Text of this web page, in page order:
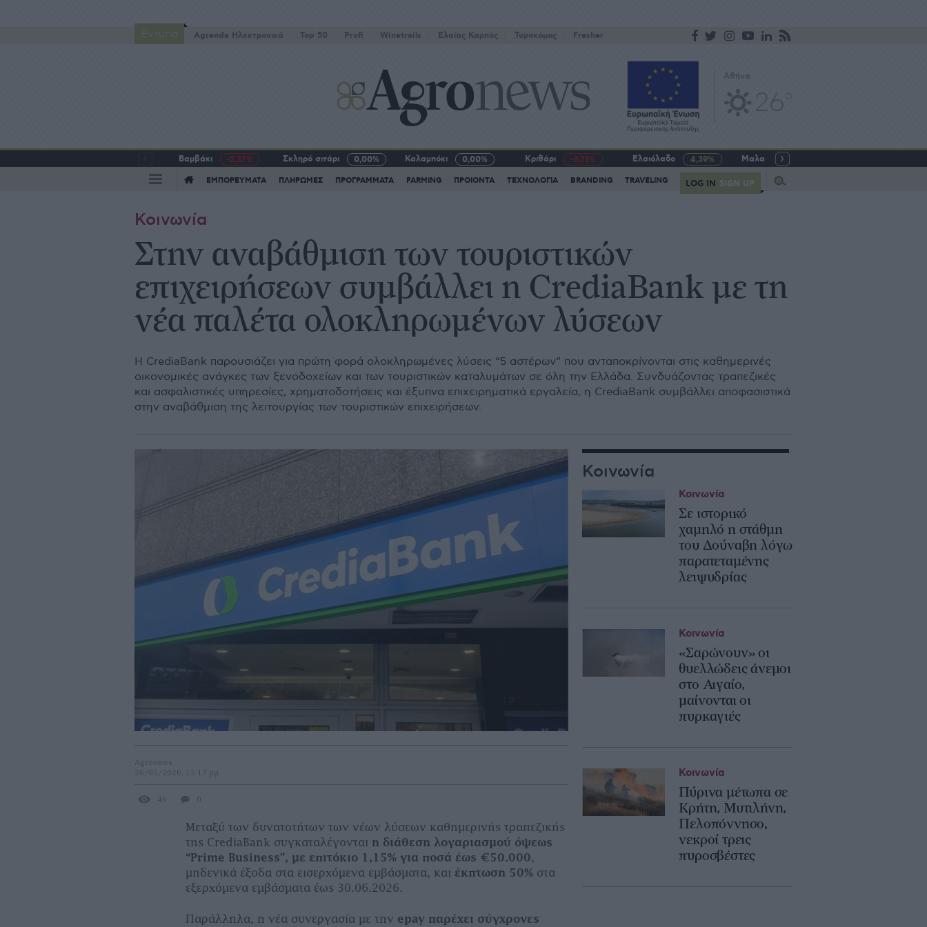
Έντυπα Agrenda Ηλεκτρονικά Top 50 Profi Winetrails Eλαίας Καρπός Τυροκόμος Fresher
Βαμβάκι -2,37% Σκληρό σιτάρι 0,00% Καλαμπόκι 0,00% Κριθάρι -6,71% Ελαιόλαδο 4,39% Μαλακό σιτάρι
ΕΜΠΟΡΕΥΜΑΤΑ ΠΛΗΡΩΜΕΣ ΠΡΟΓΡΑΜΜΑΤΑ FARMING ΠΡΟΙΟΝΤΑ ΤΕΧΝΟΛΟΓΙΑ BRANDING TRAVELING LOG IN SIGN UP
Κοινωνία
Στην αναβάθμιση των τουριστικών
επιχειρήσεων συμβάλλει η CrediaBank με τη
νέα παλέτα ολοκληρωμένων λύσεων
H CrediaBank παρουσιάζει για πρώτη φορά ολοκληρωμένες λύσεις “5 αστέρων” που ανταποκρίνονται στις καθημερινές
οικονομικές ανάγκες των ξενοδοχείων και των τουριστικών καταλυμάτων σε όλη την Ελλάδα. Συνδυάζοντας τραπεζικές
και ασφαλιστικές υπηρεσίες, χρηματοδοτήσεις και έξυπνα επιχειρηματικά εργαλεία, η CrediaBank συμβάλλει αποφασιστικά
στην αναβάθμιση της λειτουργίας των τουριστικών επιχειρήσεων.
Agronews
26/05/2026, 15:17 μμ
46 0
Μεταξύ των δυνατοτήτων των νέων λύσεων καθημερινής τραπεζικής
της CrediaBank συγκαταλέγονται η διάθεση λογαριασμού όψεως
“Prime Business”, με επιτόκιο 1,15% για ποσά έως €50.000,
μηδενικά έξοδα στα εισερχόμενα εμβάσματα, και έκπτωση 50% στα
εξερχόμενα εμβάσματα έως 30.06.2026.
Παράλληλα, η νέα συνεργασία με την epay παρέχει σύγχρονες
Κοινωνία
Σε ιστορικό
χαμηλό η στάθμη
του Δούναβη λόγω
παρατεταμένης
λειψυδρίας
Κοινωνία
«Σαρώνουν» οι
θυελλώδεις άνεμοι
στο Αιγαίο,
μαίνονται οι
πυρκαγιές
Κοινωνία
Πύρινα μέτωπα σε
Κρήτη, Μυτιλήνη,
Πελοπόννησο,
νεκροί τρεις
πυροσβέστες
Κοινωνία